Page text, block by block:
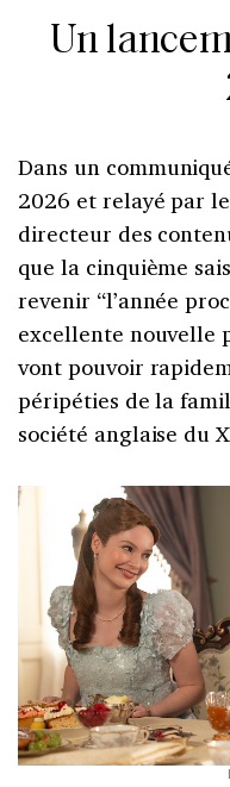
Un
Dans un
2026 et relayé par
directeur des
que la cinquième
revenir “l’année
excellente nouvelle
vont pouvoir
péripéties de la
société anglaise du